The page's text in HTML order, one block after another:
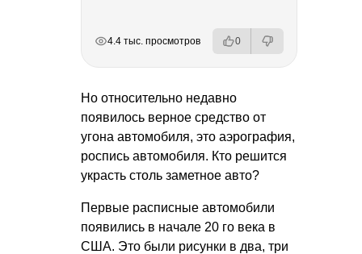
4.4 тыс. просмотров 0
Но относительно недавно
появилось верное средство от
угона автомобиля, это аэрография,
роспись автомобиля. Кто решится
украсть столь заметное авто?
Первые расписные автомобили
появились в начале 20 го века в
США. Это были рисунки в два, три